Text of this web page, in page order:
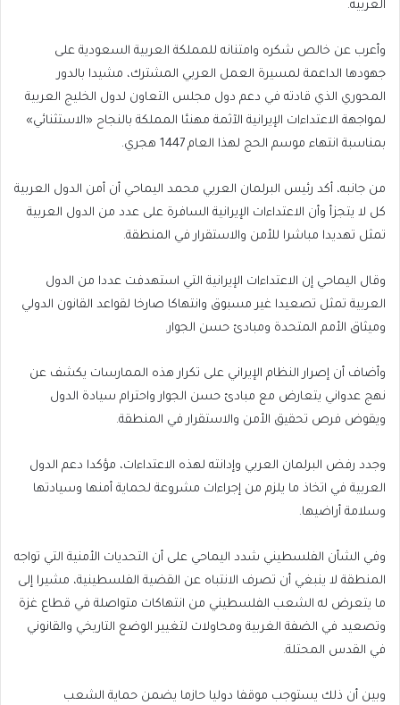
العربية.
وأعرب عن خالص شكره وامتنانه للمملكة العربية السعودية على
جهودها الداعمة لمسيرة العمل العربي المشترك، مشيدا بالدور
المحوري الذي قادته في دعم دول مجلس التعاون لدول الخليج العربية
لمواجهة الاعتداءات الإيرانية الآثمة مهنئا المملكة بالنجاح «الاستثنائي»
بمناسبة انتهاء موسم الحج لهذا العام 1447 هجري.
من جانبه، أكد رئيس البرلمان العربي محمد اليماحي أن أمن الدول العربية
كل لا يتجزأ وأن الاعتداءات الإيرانية السافرة على عدد من الدول العربية
تمثل تهديدا مباشرا للأمن والاستقرار في المنطقة.
وقال اليماحي إن الاعتداءات الإيرانية التي استهدفت عددا من الدول
العربية تمثل تصعيدا غير مسبوق وانتهاكا صارخا لقواعد القانون الدولي
وميثاق الأمم المتحدة ومبادئ حسن الجوار.
وأضاف أن إصرار النظام الإيراني على تكرار هذه الممارسات يكشف عن
نهج عدواني يتعارض مع مبادئ حسن الجوار واحترام سيادة الدول
ويقوض فرص تحقيق الأمن والاستقرار في المنطقة.
وجدد رفض البرلمان العربي وإدانته لهذه الاعتداءات، مؤكدا دعم الدول
العربية في اتخاذ ما يلزم من إجراءات مشروعة لحماية أمنها وسيادتها
وسلامة أراضيها.
وفي الشأن الفلسطيني شدد اليماحي على أن التحديات الأمنية التي تواجه
المنطقة لا ينبغي أن تصرف الانتباه عن القضية الفلسطينية، مشيرا إلى
ما يتعرض له الشعب الفلسطيني من انتهاكات متواصلة في قطاع غزة
وتصعيد في الضفة الغربية ومحاولات لتغيير الوضع التاريخي والقانوني
في القدس المحتلة.
وبين أن ذلك يستوجب موقفا دوليا حازما يضمن حماية الشعب